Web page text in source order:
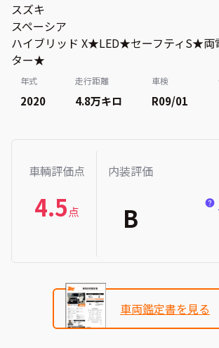
スズキ
スペーシア
ハイブリッド X★LED★セーフティS★
ター★
年式
2020
走行距離
4.8万キロ
車検
R09/01
車輌評価点
4.5点
内装評価
B
車両鑑定書を見る